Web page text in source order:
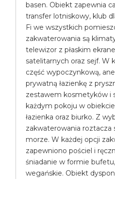
basen. Obiekt zapewnia
transfer lotniskowy, klub
Fi we wszystkich
zakwaterowania są
telewizor z płaskim
satelitarnych oraz sejf. W
część wypoczynkową,
prywatną łazienkę z
zestawem kosmetyków i
każdym pokoju w
łazienka oraz biurko. Z
zakwaterowania roztacza
morze. W każdej opcji
zapewniono pościel i
śniadanie w formie
wegańskie. Obiekt